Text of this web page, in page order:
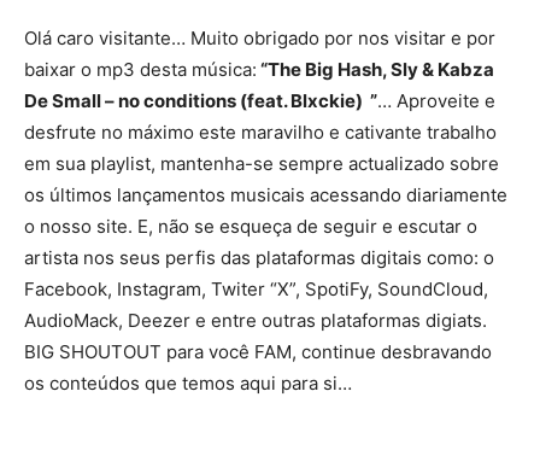
Olá caro visitante… Muito obrigado por nos visitar e por
baixar o mp3 desta música: “The Big Hash, Sly & Kabza
De Small – no conditions (feat. Blxckie) ”… Aproveite e
desfrute no máximo este maravilho e cativante trabalho
em sua playlist, mantenha-se sempre actualizado sobre
os últimos lançamentos musicais acessando diariamente
o nosso site. E, não se esqueça de seguir e escutar o
artista nos seus perfis das plataformas digitais como: o
Facebook, Instagram, Twiter “X”, SpotiFy, SoundCloud,
AudioMack, Deezer e entre outras plataformas digiats.
BIG SHOUTOUT para você FAM, continue desbravando
os conteúdos que temos aqui para si…